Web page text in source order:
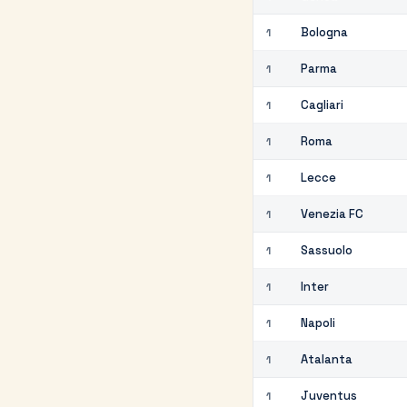
1 Bologna
1 Parma
1 Cagliari
1 Roma
1 Lecce
1 Venezia FC
1 Sassuolo
1 Inter
1 Napoli
1 Atalanta
1 Juventus